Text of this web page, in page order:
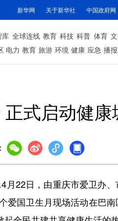
新华网 关于新华社 中国政府网
库 全球连线 教育 科技 科普 体育
电力 教育 旅游 环境 健康 应急 播
式启动健康
日，由重庆市爱卫办、
爱国卫生月现场活动在巴